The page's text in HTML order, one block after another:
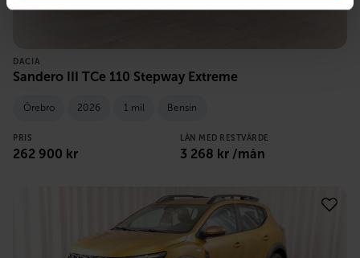
DACIA
Sandero III TCe 110 Stepway Extreme
Örebro 2026 1 mil Bensin
PRIS
262 900 kr
LÅN MED RESTVÄRDE
3 268 kr /mån